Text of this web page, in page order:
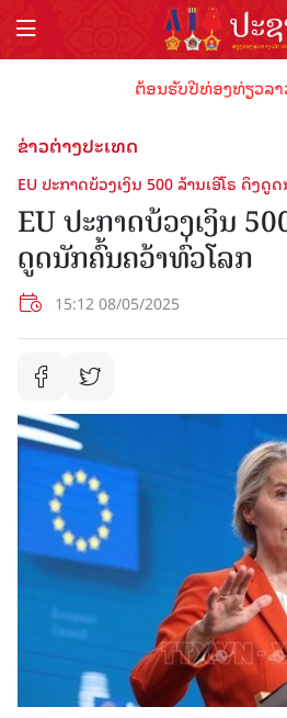
ຕ້ອນຮັບປີທ່ອງທ່ຽວລາວ
ຂ່າວຕ່າງປະເທດ
EU ປະ​ກາດ​ບ້ວງ​ເງິນ​ 500 ລ້ານເອີ​ໂຣ ດຶງ​
EU ປະ​ກາດ​ບ້ວງ​ເງິນ​
ດູດ​​ນັກ​ຄົ້ນ​ຄວ້າ​ທົ່ວ​ໂລກ
15:12 08/05/2025